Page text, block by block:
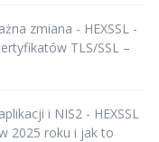
zmiana - HEXSSL -
TLS/SSL –
i NIS2 - HEXSSL
2025 roku i jak to